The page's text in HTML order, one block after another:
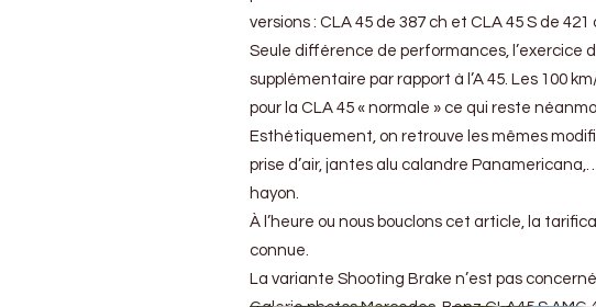
versions : CLA 45 de 387 ch et CLA 45 S de 421
Seule différence de performances, l’exercice
supplémentaire par rapport à l’A 45. Les 100
pour la CLA 45 « normale » ce qui reste
Esthétiquement, on retrouve les mêmes
prise d’air, jantes alu calandre
hayon.
À l’heure ou nous bouclons cet article, la
connue.
La variante Shooting Brake n’est pas